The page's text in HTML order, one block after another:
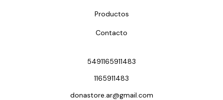
Productos
Contacto
5491165911483
1165911483
donastore.ar@gmail.com